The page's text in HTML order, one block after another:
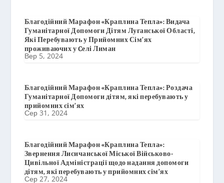
Благодійний Марафон «Краплина Тепла»: Видача
Гуманітарної Допомоги Дітям Луганської Області,
Які Перебувають у Прийомних Сім’ях
проживаючих у Cелі Лиман
Вер 5, 2024
Благодійний Марафон «Краплина Тепла»: Роздача
Гуманітарної Допомоги дітям, які перебувають у
прийомних сім’ях
Сер 31, 2024
Благодійний Марафон «Краплина Тепла»:
Звернення Лисичанської Міської Військово-
Цивільної Адміністрації щодо надання допомоги
дітям, які перебувають у прийомних сім’ях
Сер 27, 2024